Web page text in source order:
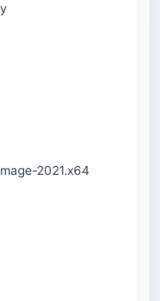
2021.x64